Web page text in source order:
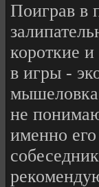
Поиграв в
короткие
в игры -
не
именно его